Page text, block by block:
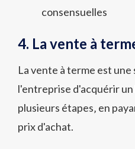
consensuelles
4. La vente à
La vente à terme est
l'entreprise d'acquérir
plusieurs étapes‚ en
prix d'achat.